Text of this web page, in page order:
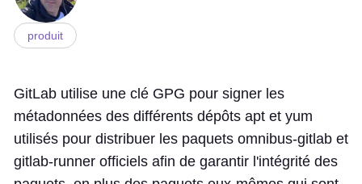
produit
GitLab utilise une clé GPG pour signer les
métadonnées des différents dépôts apt et yum
utilisés pour distribuer les paquets omnibus-gitlab et
gitlab-runner officiels afin de garantir l'intégrité des